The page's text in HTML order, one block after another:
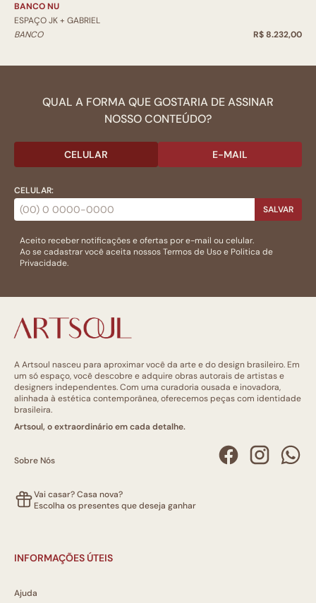
BANCO NU
ESPAÇO JK + GABRIEL
BANCO
R$ 8.232,00
QUAL A FORMA QUE GOSTARIA DE ASSINAR
NOSSO CONTEÚDO?
CELULAR E-MAIL
CELULAR:
SALVAR
Aceito receber notificações e ofertas por e-mail ou celular.
Ao se cadastrar você aceita nossosTermos de Usoe Politica de
Privacidade.
A Artsoul nasceu para aproximar você da arte e do design brasileiro. Em
um só espaço, você descobre e adquire obras autorais de artistas e
designers independentes. Com uma curadoria ousada e inovadora,
alinhada à estética contemporânea, oferecemos peças com identidade
brasileira.
Artsoul, o extraordinário em cada detalhe.
Sobre Nós
Vai casar? Casa nova?
Escolha os presentes que deseja ganhar
INFORMAÇÕES ÚTEIS
Ajuda